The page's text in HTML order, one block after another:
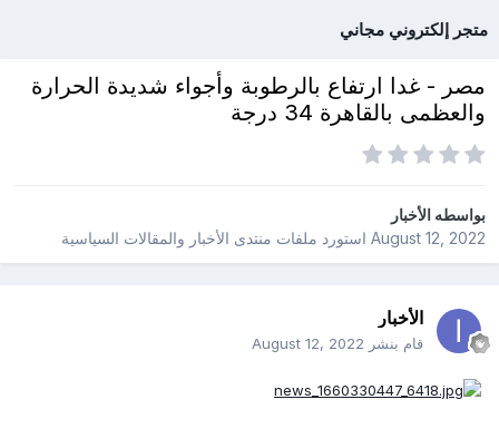
متجر إلكتروني مجاني
مصر - غدا ارتفاع بالرطوبة وأجواء شديدة الحرارة
والعظمى بالقاهرة 34 درجة
بواسطهالأخبار
August 12, 2022استورد ملفات منتدى الأخبار والمقالات السياسية
الأخبار
قام بنشر August 12, 2022